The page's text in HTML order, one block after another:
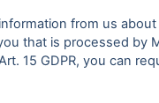
from us
that is processed by
15 GDPR, you can